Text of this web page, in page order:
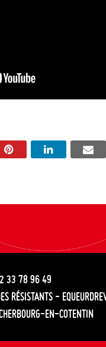
33 78 96 49
RÉSISTANTS -
EN-COTENTIN